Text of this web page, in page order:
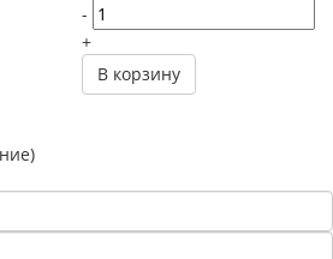
-
+
В корзину